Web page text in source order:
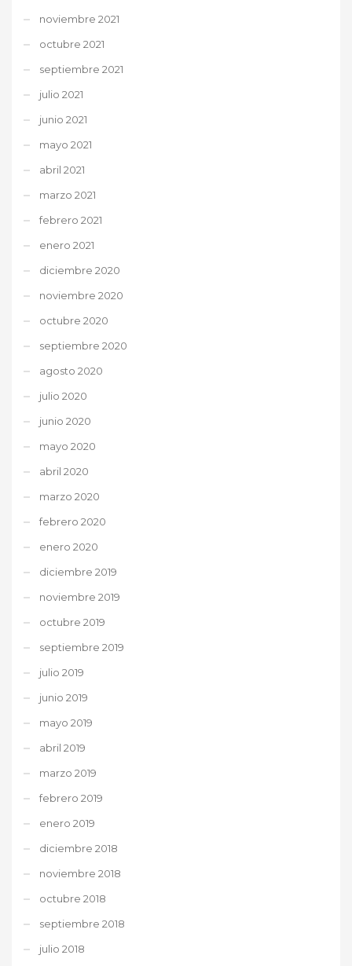
noviembre 2021
octubre 2021
septiembre 2021
julio 2021
junio 2021
mayo 2021
abril 2021
marzo 2021
febrero 2021
enero 2021
diciembre 2020
noviembre 2020
octubre 2020
septiembre 2020
agosto 2020
julio 2020
junio 2020
mayo 2020
abril 2020
marzo 2020
febrero 2020
enero 2020
diciembre 2019
noviembre 2019
octubre 2019
septiembre 2019
julio 2019
junio 2019
mayo 2019
abril 2019
marzo 2019
febrero 2019
enero 2019
diciembre 2018
noviembre 2018
octubre 2018
septiembre 2018
julio 2018